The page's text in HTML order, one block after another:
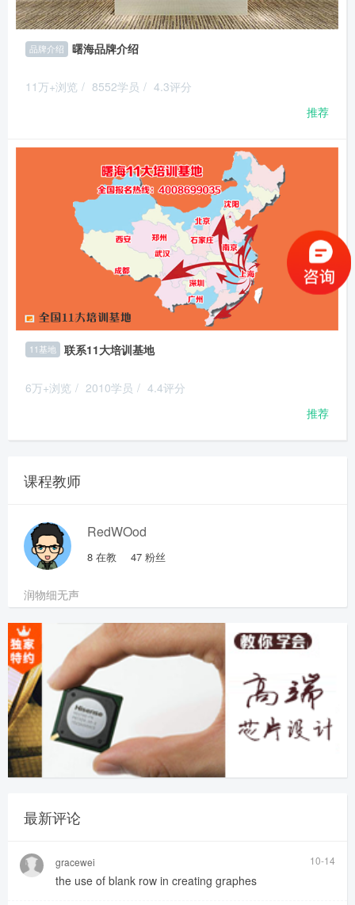
品牌介绍 曙海品牌介绍
11万+浏览 / 8552学员 / 4.3评分
推荐
11基地 联系11大培训基地
6万+浏览 / 2010学员 / 4.4评分
推荐
课程教师
RedWOod
8 在教 47 粉丝
润物细无声
最新评论
gracewei 10-14
the use of blank row in creating graphes